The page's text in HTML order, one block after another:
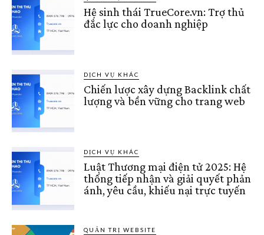
Hệ sinh thái TrueCore.vn: Trợ thủ
đắc lực cho doanh nghiệp
DỊCH VỤ KHÁC
Chiến lược xây dựng Backlink chất
lượng và bền vững cho trang web
DỊCH VỤ KHÁC
Luật Thương mại điện tử 2025: Hệ
thống tiếp nhận và giải quyết phản
ánh, yêu cầu, khiếu nại trực tuyến
QUẢN TRỊ WEBSITE